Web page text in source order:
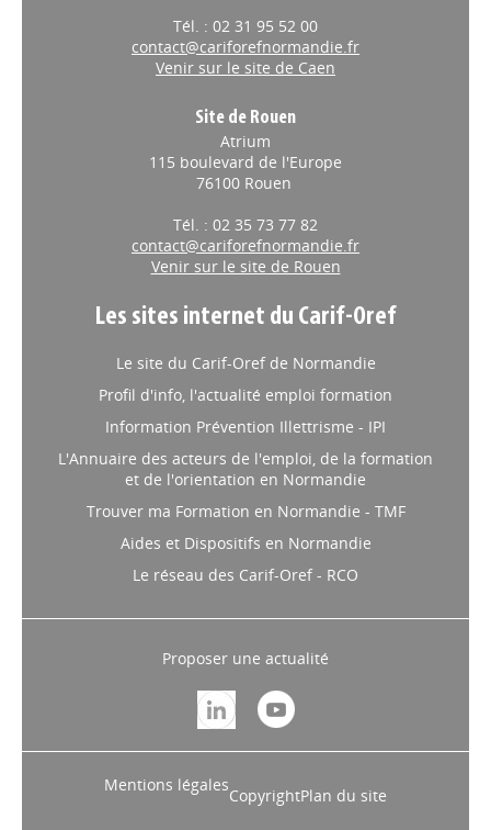
Tél. : 02 31 95 52 00
contact@cariforefnormandie.fr
Venir sur le site de Caen
Site de Rouen
Atrium
115 boulevard de l'Europe
76100 Rouen
Tél. : 02 35 73 77 82
contact@cariforefnormandie.fr
Venir sur le site de Rouen
Les sites internet du Carif-Oref
Le site du Carif-Oref de Normandie
Profil d'info, l'actualité emploi formation
Information Prévention Illettrisme - IPI
L'Annuaire des acteurs de l'emploi, de la formation
et de l'orientation en Normandie
Trouver ma Formation en Normandie - TMF
Aides et Dispositifs en Normandie
Le réseau des Carif-Oref - RCO
Proposer une actualité
Mentions légales
CopyrightPlan du site